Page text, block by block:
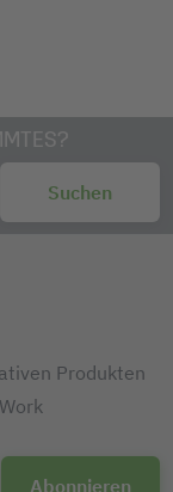
Produkten